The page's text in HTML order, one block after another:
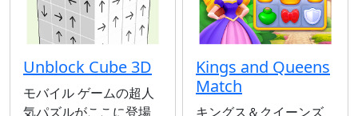
Unblock Cube 3D
モバイル ゲームの超人
気パズルがここに登場
Kings and Queens
Match
キングス＆クイーンズ